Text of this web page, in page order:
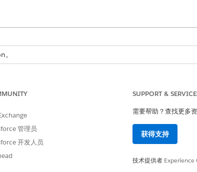
。
管理设计用户和阶段管理用户
。此外，启用
规则，以重新评估与阶段
管理员
开发人员
SUPPORT &
需要帮助？查找更多
获得支持
技术提供者 Experience